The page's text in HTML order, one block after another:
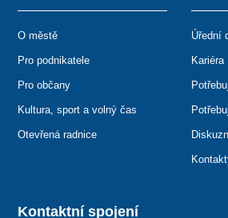
Kontaktní spojení
O městě
Pro podnikatele
Pro občany
Kultura, sport a volný čas
Otevřená radnice
Úřední
Kariéra